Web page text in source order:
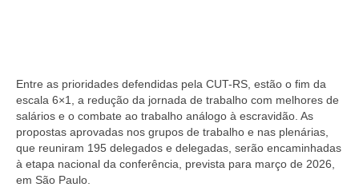
Entre as prioridades defendidas pela CUT-RS, estão o fim da
escala 6×1, a redução da jornada de trabalho com melhores de
salários e o combate ao trabalho análogo à escravidão. As
propostas aprovadas nos grupos de trabalho e nas plenárias,
que reuniram 195 delegados e delegadas, serão encaminhadas
à etapa nacional da conferência, prevista para março de 2026,
em São Paulo.